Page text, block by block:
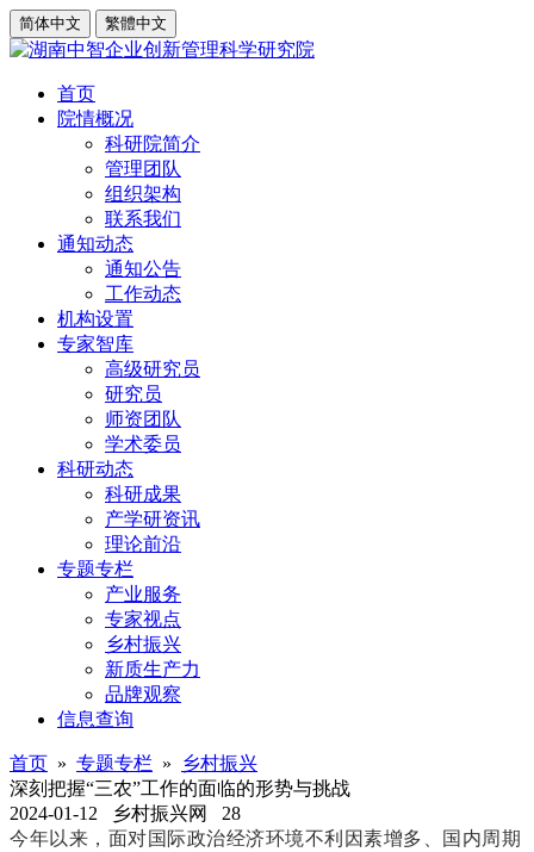
简体中文 繁體中文
首页
院情概况
科研院简介
管理团队
组织架构
联系我们
通知动态
通知公告
工作动态
机构设置
专家智库
高级研究员
研究员
师资团队
学术委员
科研动态
科研成果
产学研资讯
理论前沿
专题专栏
产业服务
专家视点
乡村振兴
新质生产力
品牌观察
信息查询
首页 » 专题专栏 »
乡村振兴
深刻把握“三农”工作的面临的形势与挑战
2024-01-12
乡村振兴网 28
今年以来，面对国际政治经济环境不利因素增多、国内周期